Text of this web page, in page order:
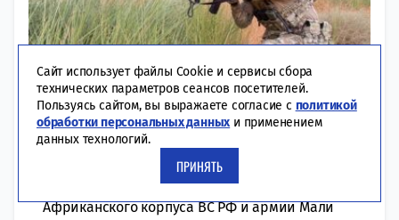
За прошедшие сутки военнослужащие
Африканского корпуса ВС РФ и армии Мали
Сайт использует файлы Cookie и сервисы сбора
технических параметров сеансов посетителей.
Пользуясь сайтом, вы выражаете согласие с политикой
обработки персональных данных и применением
данных технологий.
ПРИНЯТЬ